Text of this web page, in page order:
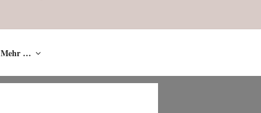
Mehr …